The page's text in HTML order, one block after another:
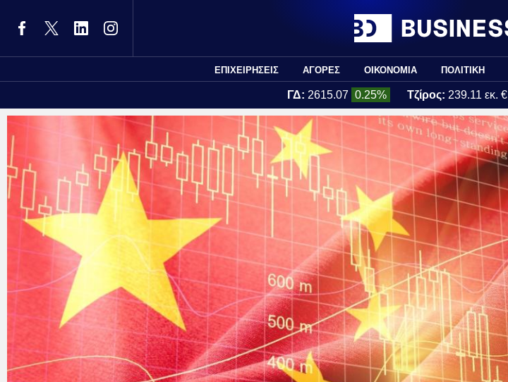
ΕΠΙΧΕΙΡΗΣΕΙΣ ΑΓΟΡΕΣ ΟΙΚΟΝΟΜΙΑ ΠΟΛΙΤΙΚΗ
ΓΔ: 2615.07 0.25% Τζίρος: 239.11 εκ. €